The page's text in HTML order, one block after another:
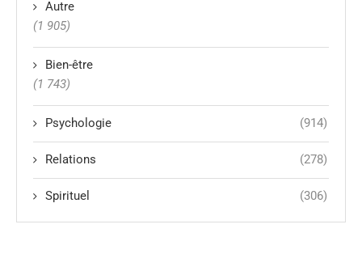
Autre
(1 905)
Bien-être
(1 743)
Psychologie (914)
Relations (278)
Spirituel (306)